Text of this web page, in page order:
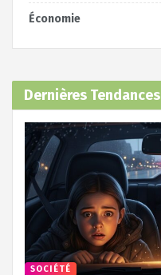
Économie
Dernières Tendances
SOCIÉTÉ